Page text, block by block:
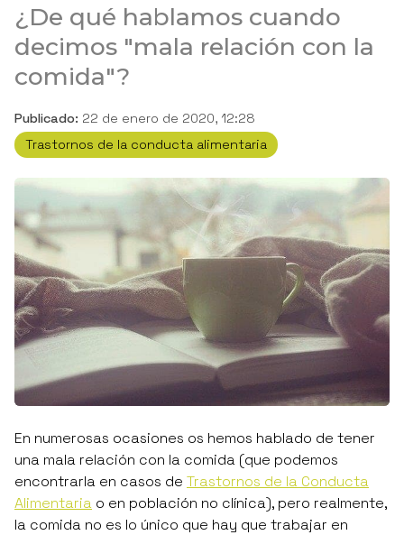
¿De qué hablamos cuando
decimos "mala relación con la
comida"?
Publicado: 22 de enero de 2020, 12:28
Trastornos de la conducta alimentaria
En numerosas ocasiones os hemos hablado de tener
una mala relación con la comida (que podemos
encontrarla en casos de Trastornos de la Conducta
Alimentaria o en población no clínica), pero realmente,
la comida no es lo único que hay que trabajar en